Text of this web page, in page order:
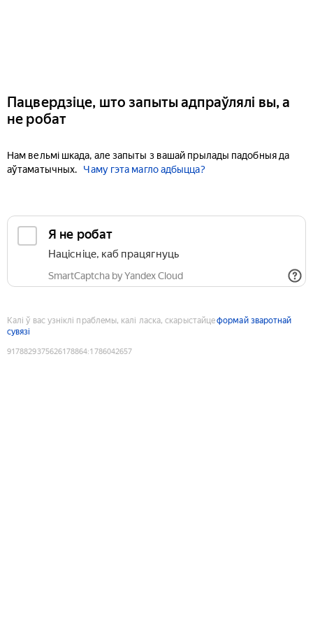
Пацвердзіце, што запыты адпраўлялі вы, а
не робат
Нам вельмі шкада, але запыты з вашай прылады падобныя да
аўтаматычных.
Чаму гэта магло адбыцца?
Я не робат
Націсніце, каб працягнуць
SmartCaptcha by Yandex Cloud
Калі ў вас узніклі праблемы, калі ласка, скарыстайцеформай зваротнай
сувязі
9178829375626178864:1786042657